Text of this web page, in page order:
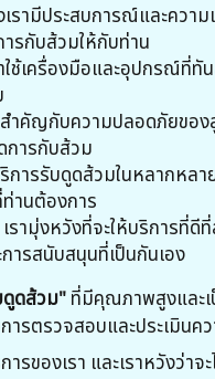
รามีประสบการณ์และควา
ารกับส้วมให้กับท่าน
ใช้เครื่องมือและอุปกรณ์ที่
สำคัญกับความปลอดภัยขอ
การกับส้วม
ริการรับดูดส้วมในหลากหล
านต้องการ
เรามุ่งหวังที่จะให้บริการที่
ารสนับสนุนที่เป็นกันเอง
ดส้วม"ที่มีคุณภาพสูงและ
ารตรวจสอบและประเมิน
ของเรา และเราหวังว่า